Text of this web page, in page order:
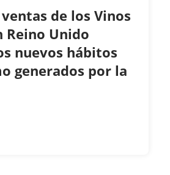
de los Vinos
Reino Unido
nuevos hábitos
generados por la